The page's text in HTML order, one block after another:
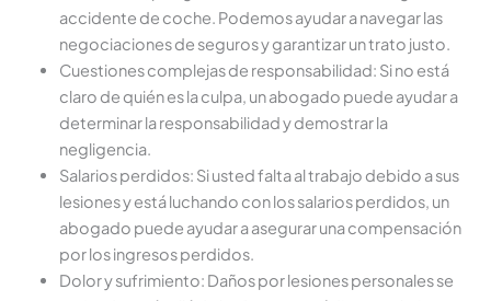
accidente de coche. Podemos ayudar a navegar las
negociaciones de seguros y garantizar un trato justo.
Cuestiones complejas de responsabilidad: Si no está
claro de quién es la culpa, un abogado puede ayudar a
determinar la responsabilidad y demostrar la
negligencia.
Salarios perdidos: Si usted falta al trabajo debido a sus
lesiones y está luchando con los salarios perdidos, un
abogado puede ayudar a asegurar una compensación
por los ingresos perdidos.
Dolor y sufrimiento: Daños por lesiones personales se